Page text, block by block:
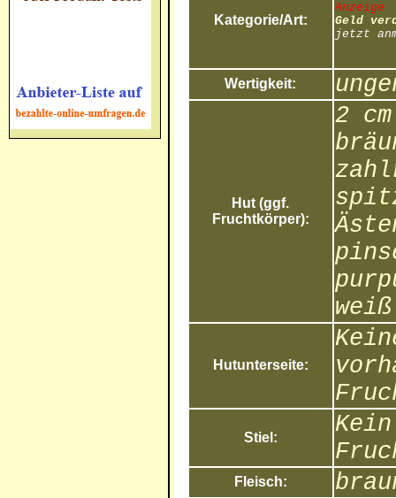
Kategorie/Art:
Anzeige
Geld
jetzt
Wertigkeit:
Hut (ggf.
Fruchtkörper):
2
Hutunterseite:
Stiel:
Fleisch: